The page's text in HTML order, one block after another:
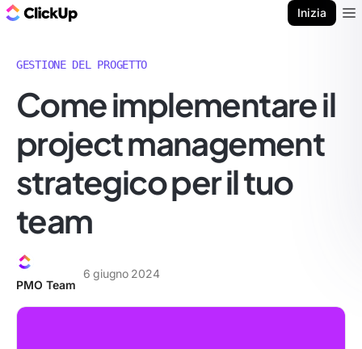
Inizia
GESTIONE DEL PROGETTO
Come implementare il
project management
strategico per il tuo
team
PMO Team
6 giugno 2024